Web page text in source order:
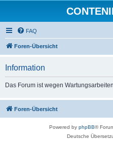
FAQ
Foren-Übersicht
Information
Das Forum ist wegen
Foren-Übersicht
Powered by phpBB®
Deutsche